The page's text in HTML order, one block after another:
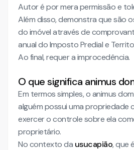
Autor é por mera permissão e
Além disso, demonstra que são
do imóvel através de
anual do Imposto Predial e
Ao final, requer a improcedência.
O que significa animus
Em termos simples, o animus
alguém possui uma propriedade
exercer o controle sobre ela
proprietário.
No contexto da usucapião, que